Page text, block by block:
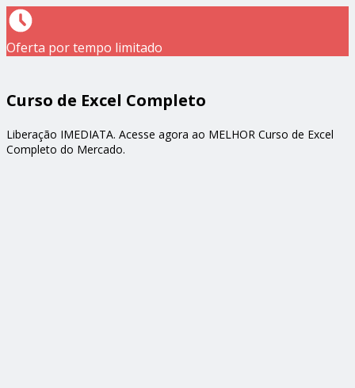
Oferta por tempo limitado
Curso de Excel Completo
Liberação IMEDIATA. Acesse agora ao MELHOR Curso de Excel
Completo do Mercado.